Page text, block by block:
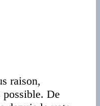
raison,
possible. De